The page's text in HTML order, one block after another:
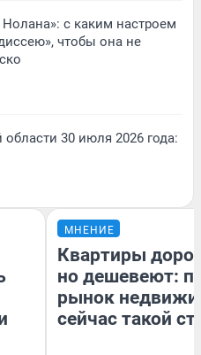
с каким настроем
чтобы она не
30 июля 2026 года:
МНЕНИЕ
Квартиры
но дешевеют:
рынок
сейчас такой